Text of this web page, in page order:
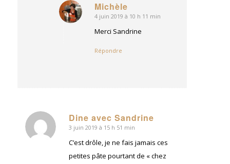
Michèle
dit
4 juin 2019 à 10 h 11 min
Merci Sandrine
Répondre
Dine avec Sandrine
dit
3 juin 2019 à 15 h 51 min
C’est drôle, je ne fais jamais ces
petites pâte pourtant de « chez